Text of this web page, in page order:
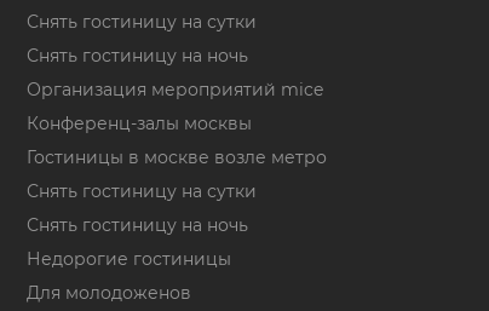
Снять гостиницу на сутки
Снять гостиницу на ночь
Организация мероприятий mice
Конференц-залы москвы
Гостиницы в москве возле метро
Снять гостиницу на сутки
Снять гостиницу на ночь
Недорогие гостиницы
Для молодоженов